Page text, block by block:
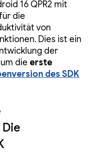
16 QPR2 mit
die
von
Dies ist ein
der
die erste
des SDK